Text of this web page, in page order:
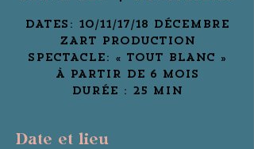
DATES: 10/11/17/18 DÉCEMBRE
ZART PRODUCTION
SPECTACLE: « TOUT BLANC »
À PARTIR DE 6 MOIS
DURÉE : 25 MIN
Date et lieu